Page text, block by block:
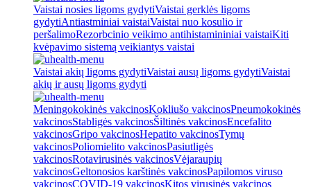
Vaistai nosies ligoms gydytiVaistai gerklės ligoms
gydytiAntiastminiai vaistaiVaistai nuo kosulio ir
peršalimoRezorbcinio veikimo antihistamininiai vaistaiKiti
kvėpavimo sistemą veikiantys vaistai
Vaistai akių ligoms gydytiVaistai ausų ligoms gydytiVaistai
akių ir ausų ligoms gydyti
Meningokokinės vakcinosKokliušo vakcinosPneumokokinės
vakcinosStabligės vakcinosŠiltinės vakcinosEncefalito
vakcinosGripo vakcinosHepatito vakcinosTymų
vakcinosPoliomielito vakcinosPasiutligės
vakcinosRotavirusinės vakcinosVėjaraupių
vakcinosGeltonosios karštinės vakcinosPapilomos viruso
vakcinosCOVID-19 vakcinosKitos virusinės vakcinos